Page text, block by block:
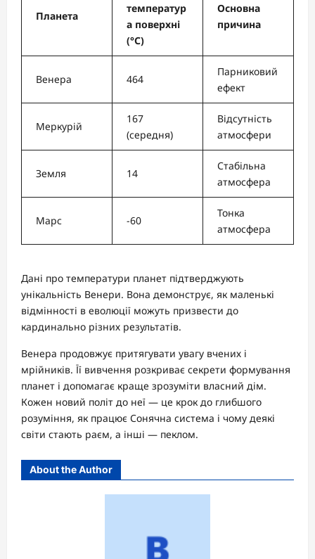
Планета
температур
а поверхні
(°C)
Основна
причина
Венера 464
Парниковий
ефект
Меркурій
167
(середня)
Відсутність
атмосфери
Земля 14
Стабільна
атмосфера
Марс -60
Тонка
атмосфера
Дані про температури планет підтверджують
унікальність Венери. Вона демонструє, як маленькі
відмінності в еволюції можуть призвести до
кардинально різних результатів.
Венера продовжує притягувати увагу вчених і
мрійників. Її вивчення розкриває секрети формування
планет і допомагає краще зрозуміти власний дім.
Кожен новий політ до неї — це крок до глибшого
розуміння, як працює Сонячна система і чому деякі
світи стають раєм, а інші — пеклом.
About the Author